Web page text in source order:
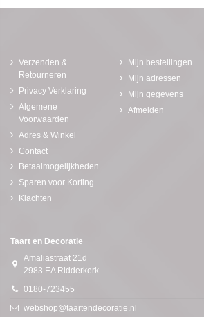
Verzenden &
Retourneren
Privacy Verklaring
Algemene
Voorwaarden
Adres & Winkel
Contact
Betaalmogelijkheden
Sparen voor Korting
Klachten
Mijn bestellingen
Mijn adressen
Mijn gegevens
Afmelden
Taart en Decoratie
Amaliastraat 21d
2983 EA Ridderkerk
0180-723455
webshop@taartendecoratie.nl